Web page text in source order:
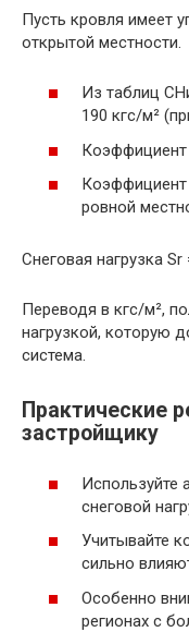
Пусть кровля имеет
открытой местности.
Из таблиц
190 кгс/м²
Коэффициент
ровной
Снеговая нагрузка Sr
Переводя в кгс/м²,
нагрузкой, которую
система.
Практические
застройщику
Используйте
снеговой
Учитывайте
сильно
Особенно
регионах с